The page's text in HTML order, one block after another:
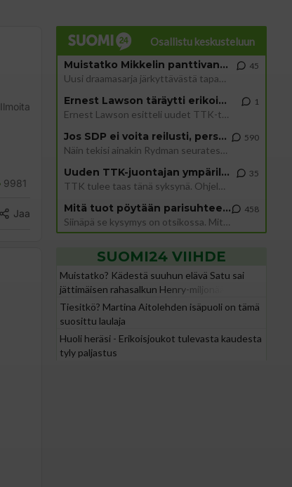
Ilmoita
9981
Jaa
Osallistu keskusteluun
Muistatko Mikkelin panttivankidraaman?
Uusi draamasarja järkyttävästä tapauksesta on tulossa. Tositapahtumiin perustuva sarja ammentaa vuoden 1986 Mikkelin pan
45
Ernest Lawson täräytti erikoisen heiton TTK-lehdistötilaisuudessa: " Onko tässä tarkoituksena...?"
Ernest Lawson esitteli uudet TTK-tähtioppilaat ja opettajat torstaina 6.8. lehdistölle. Tulevalla kaudella on yksi hausk
1
Jos SDP ei voita reilusti, persut kumoavat demokratian Suomesta
Näin tekisi ainakin Rydman seuratessaan idolinsa Trumpin mallia https://www.is.fi/politiikka/art-2000012187244.html
590
Uuden TTK-juontajan ympärillä epätietoisuus sakenee - Nyt MTV hämmentää soppaa
TTK tulee taas tänä syksynä. Ohjelman uudet tähtioppilaat julkistetaan torstaina 6. elokuuta klo 14 alkavassa lehdistö
35
Mitä tuot pöytään parisuhteessa?
Siinäpä se kysymys on otsikossa. Mitäpä siis tuot/toisit pöytään parisuhteessa? Oletko mies vai nainen? Koetko sen mitä
458
SUOMI24 VIIHDE
Muistatko? Kädestä suuhun elävä Satu sai
jättimäisen rahasalkun Henry-miljonääriltä
Tiesitkö? Martina Aitolehden isäpuoli on tämä
suosittu laulaja
Huoli heräsi - Erikoisjoukot tulevasta kaudesta
tyly paljastus